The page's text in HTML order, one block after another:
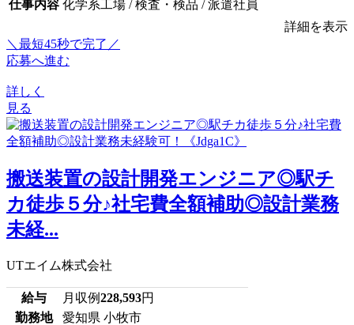
仕事内容 化学系工場 / 検査・検品 / 派遣社員
詳細を表示
＼最短45秒で完了／
応募へ進む
詳しく
見る
搬送装置の設計開発エンジニア◎駅チ
カ徒歩５分♪社宅費全額補助◎設計業務
未経...
UTエイム株式会社
給与 月収例228,593円
勤務地
愛知県 小牧市